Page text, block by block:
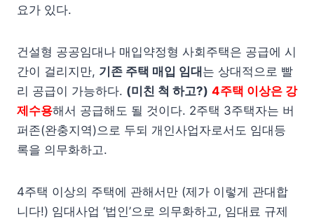
요가 있다.
건설형 공공임대나 매입약정형 사회주택은 공급에 시
간이 걸리지만, 기존 주택 매입 임대는 상대적으로 빨
리 공급이 가능하다. (미친 척 하고?) 4주택 이상은 강
제수용해서 공급해도 될 것이다. 2주택 3주택자는 버
퍼존(완충지역)으로 두되 개인사업자로서도 임대등
록을 의무화하고.
4주택 이상의 주택에 관해서만 (제가 이렇게 관대합
니다!) 임대사업 ‘법인’으로 의무화하고, 임대료 규제